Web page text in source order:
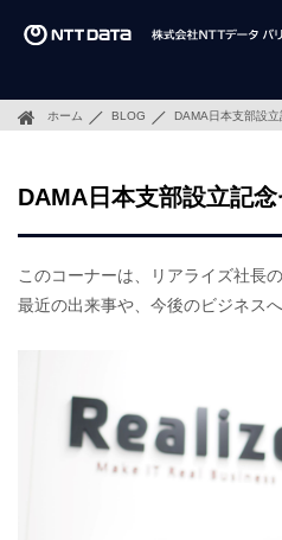
ホーム BLOG DAMA日本支部設
DAMA日本支部設立記
このコーナーは、リアライズ社長
最近の出来事や、今後のビジネス